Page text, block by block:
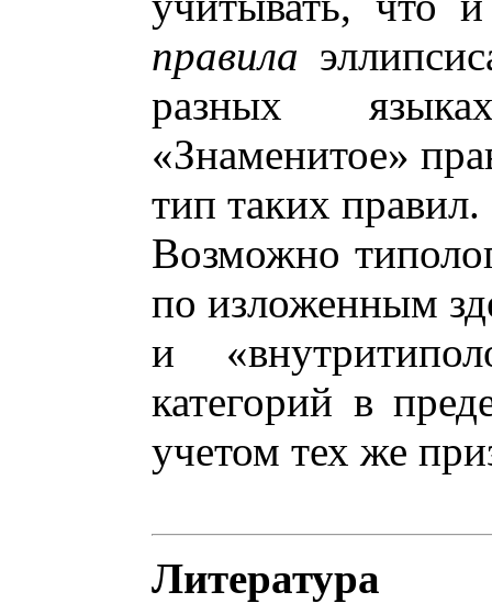
правила
разных
«Знаменитое»
тип таких правил.
Возможно
по изложенным
и
категорий в
учетом тех же
Литература